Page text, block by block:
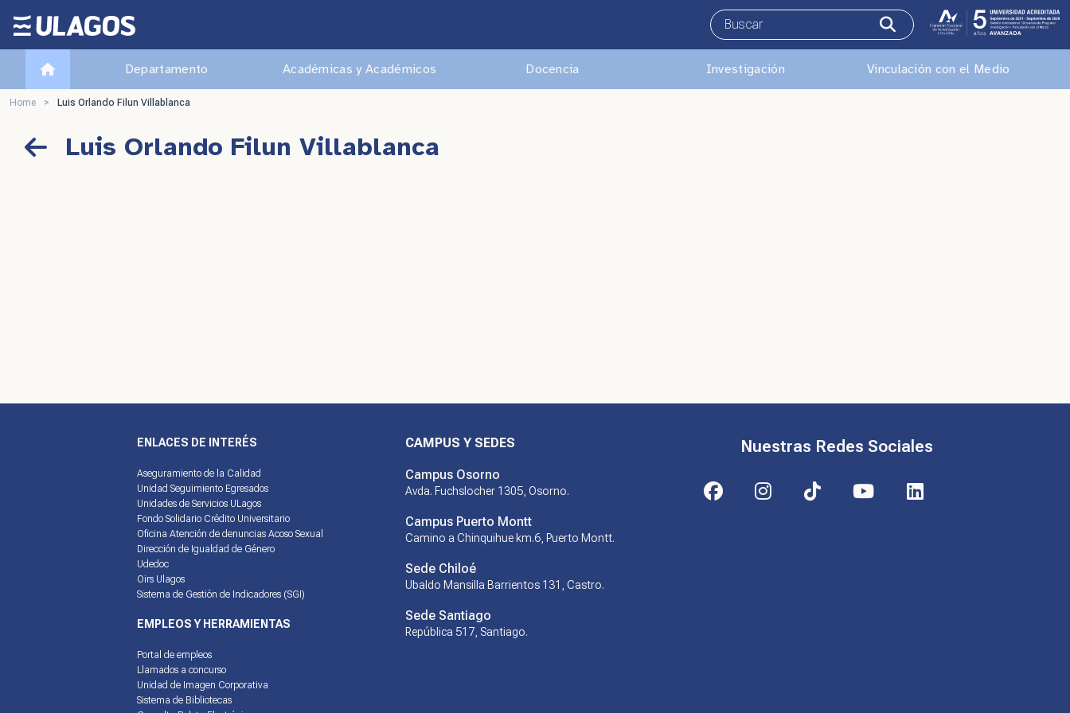
Ulagos Template
Departamento Académicas y Académicos Docencia Investigación Vinculación con el Medio
Home > Luis Orlando Filun Villablanca
Luis Orlando Filun Villablanca
ENLACES DE INTERÉS
Aseguramiento de la Calidad
Unidad Seguimiento Egresados
Unidades de Servicios ULagos
Fondo Solidario Crédito Universitario
Oficina Atención de denuncias Acoso Sexual
Dirección de Igualdad de Género
Udedoc
Oirs Ulagos
Sistema de Gestión de Indicadores (SGI)
EMPLEOS Y HERRAMIENTAS
Portal de empleos
Llamados a concurso
Unidad de Imagen Corporativa
Sistema de Bibliotecas
CAMPUS Y SEDES
Campus Osorno
Avda. Fuchslocher 1305, Osorno.
Campus Puerto Montt
Camino a Chinquihue km.6, Puerto Montt.
Sede Chiloé
Ubaldo Mansilla Barrientos 131, Castro.
Sede Santiago
República 517, Santiago.
Nuestras Redes Sociales